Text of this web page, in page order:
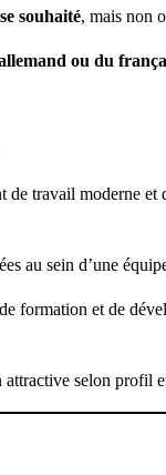
souhaité, mais non
ou du
de travail moderne et
au sein d’une
formation et de
attractive selon profil